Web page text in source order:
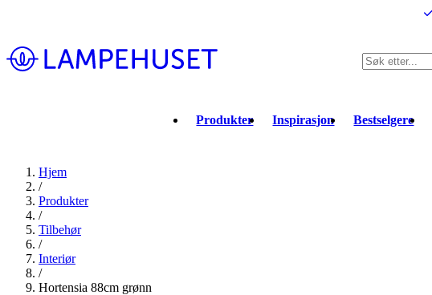
Produkter Inspirasjon Bestselgere
Hjem
/
Produkter
/
Tilbehør
/
Interiør
/
Hortensia 88cm grønn